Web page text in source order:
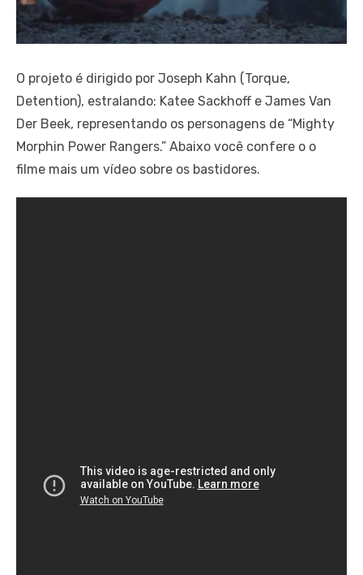
O projeto é dirigido por Joseph Kahn (Torque,
Detention), estralando: Katee Sackhoff e James Van
Der Beek, representando os personagens de “Mighty
Morphin Power Rangers.” Abaixo você confere o o
filme mais um vídeo sobre os bastidores.